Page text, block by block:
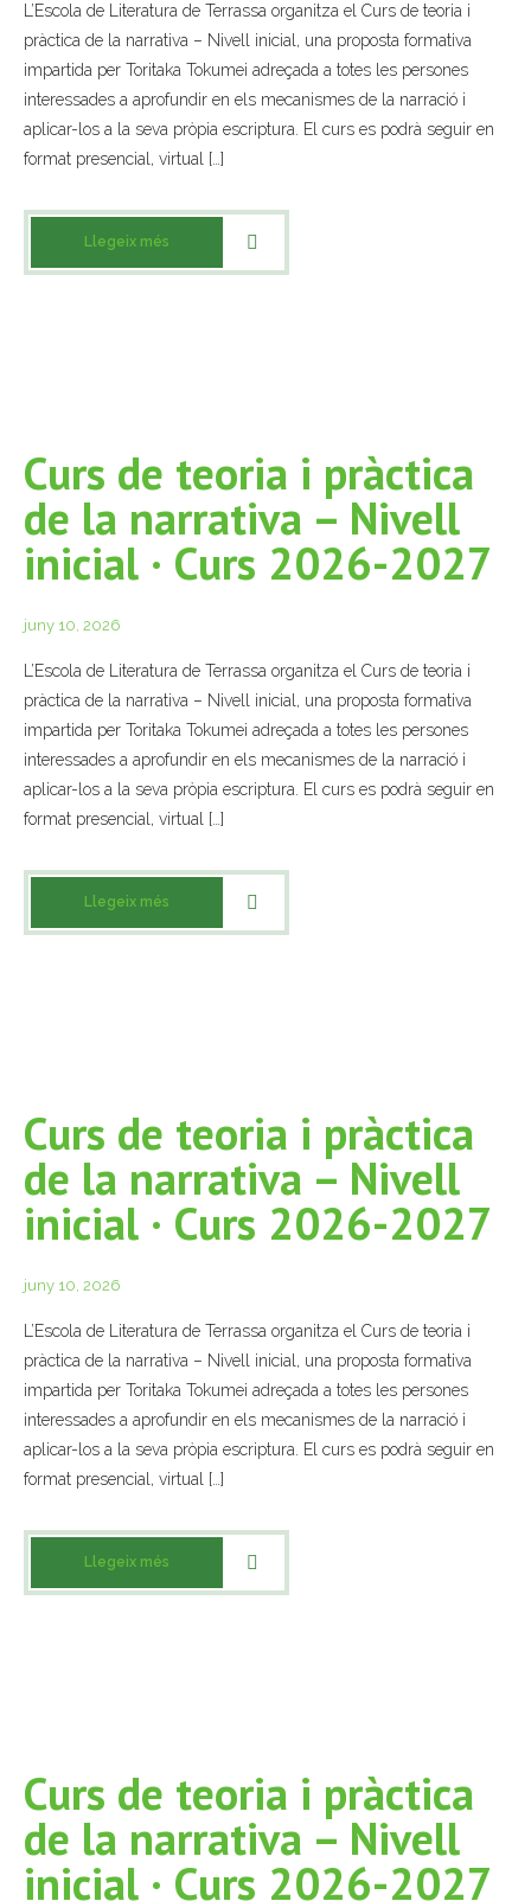
L’Escola de Literatura de Terrassa organitza el Curs de teoria i
pràctica de la narrativa – Nivell inicial, una proposta formativa
impartida per Toritaka Tokumei adreçada a totes les persones
interessades a aprofundir en els mecanismes de la narració i
aplicar-los a la seva pròpia escriptura. El curs es podrà seguir en
format presencial, virtual […]
Llegeix més
Curs de teoria i pràctica
de la narrativa – Nivell
inicial · Curs 2026-2027
juny 10, 2026
L’Escola de Literatura de Terrassa organitza el Curs de teoria i
pràctica de la narrativa – Nivell inicial, una proposta formativa
impartida per Toritaka Tokumei adreçada a totes les persones
interessades a aprofundir en els mecanismes de la narració i
aplicar-los a la seva pròpia escriptura. El curs es podrà seguir en
format presencial, virtual […]
Llegeix més
Curs de teoria i pràctica
de la narrativa – Nivell
inicial · Curs 2026-2027
juny 10, 2026
L’Escola de Literatura de Terrassa organitza el Curs de teoria i
pràctica de la narrativa – Nivell inicial, una proposta formativa
impartida per Toritaka Tokumei adreçada a totes les persones
interessades a aprofundir en els mecanismes de la narració i
aplicar-los a la seva pròpia escriptura. El curs es podrà seguir en
format presencial, virtual […]
Llegeix més
Curs de teoria i pràctica
de la narrativa – Nivell
inicial · Curs 2026-2027